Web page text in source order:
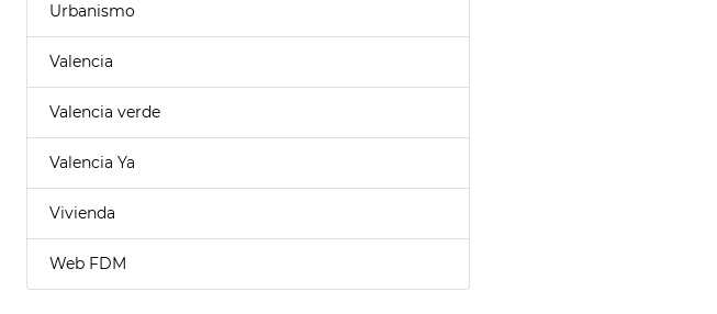
Urbanismo
Valencia
Valencia verde
Valencia Ya
Vivienda
Web FDM